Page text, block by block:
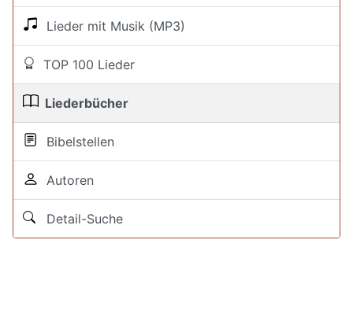
Lieder mit Musik (MP3)
TOP 100 Lieder
Liederbücher
Bibelstellen
Autoren
Detail-Suche